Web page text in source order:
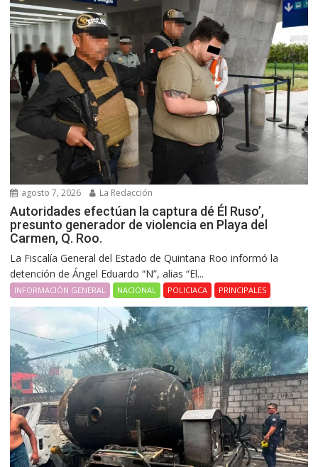
agosto 7, 2026 La Redacción
Autoridades efectúan la captura dé Él Ruso’,
presunto generador de violencia en Playa del
Carmen, Q. Roo.
La Fiscalía General del Estado de Quintana Roo informó la
detención de Ángel Eduardo “N”, alias “El...
INFORMACIÓN GENERAL NACIONAL POLICIACA PRINCIPALES